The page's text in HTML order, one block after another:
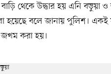
থেকে উদ্ধার হয় এনি বড়ুয়া ও
হয়েছে বলে জানায় পুলিশ।
জখম করা হয়।